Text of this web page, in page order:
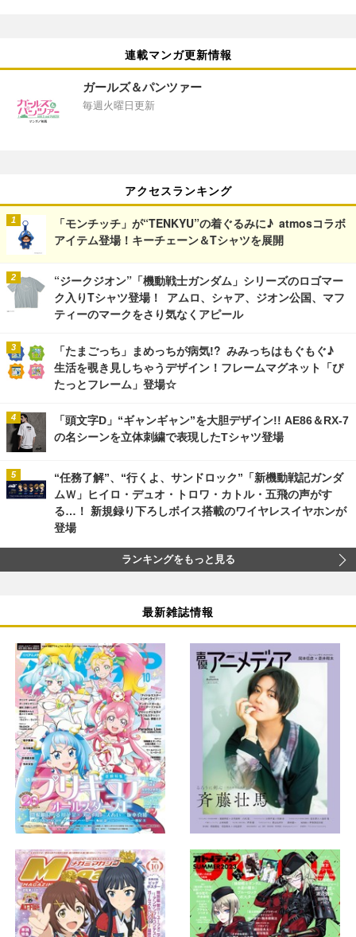
連載マンガ更新情報
ガールズ＆パンツァー
毎週火曜日更新
アクセスランキング
「モンチッチ」が“TENKYU”の着ぐるみに♪ atmosコラボ
アイテム登場！キーチェーン＆Tシャツを展開
“ジークジオン”「機動戦士ガンダム」シリーズのロゴマー
ク入りTシャツ登場！ アムロ、シャア、ジオン公国、マフ
ティーのマークをさり気なくアピール
「たまごっち」まめっちが病気!? みみっちはもぐもぐ♪
生活を覗き見しちゃうデザイン！フレームマグネット「ぴ
たっとフレーム」登場☆
「頭文字D」“ギャンギャン”を大胆デザイン!! AE86＆RX-7
の名シーンを立体刺繍で表現したTシャツ登場
“任務了解”、“行くよ、サンドロック”「新機動戦記ガンダ
ムＷ」ヒイロ・デュオ・トロワ・カトル・五飛の声がす
る…！ 新規録り下ろしボイス搭載のワイヤレスイヤホンが
登場
ランキングをもっと見る
最新雑誌情報